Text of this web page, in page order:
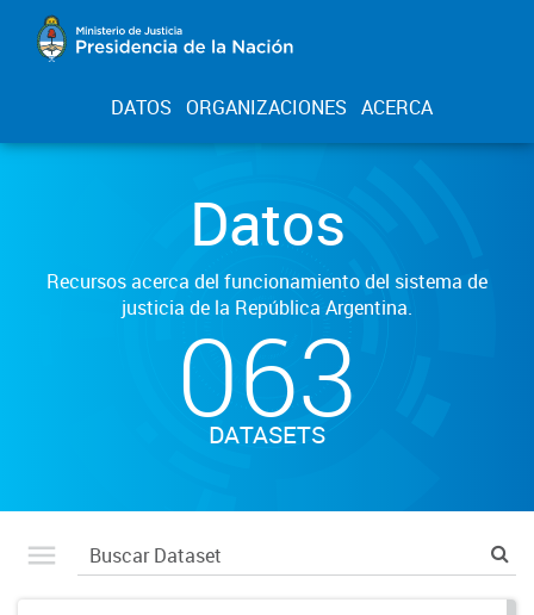
DATOS ORGANIZACIONES ACERCA
Datos
Recursos acerca del funcionamiento del sistema de
justicia de la República Argentina.
063
DATASETS